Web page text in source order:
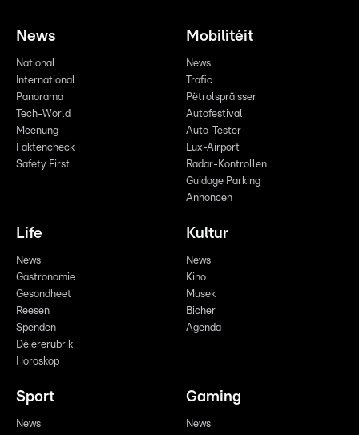
News
National
International
Panorama
Tech-World
Meenung
Faktencheck
Safety First
Mobilitéit
News
Trafic
Pëtrolspräisser
Autofestival
Auto-Tester
Lux-Airport
Radar-Kontrollen
Guidage Parking
Annoncen
Life
News
Gastronomie
Gesondheet
Reesen
Spenden
Déiererubrik
Horoskop
Kultur
News
Kino
Musek
Bicher
Agenda
Sport
News
Gaming
News